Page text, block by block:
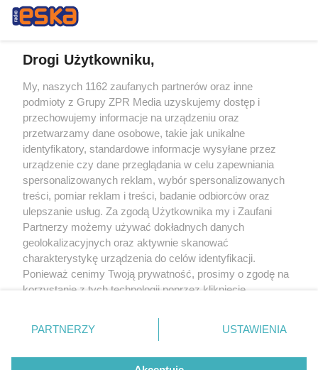
Żaden utwór zamieszczony w serwisie nie może być powielany i
rozpowszechniany lub dalej rozpowszechniany w jakikolwiek sposób (w
tym także elektroniczny lub mechaniczny) na jakimkolwiek polu
eksploatacji w jakiejkolwiek formie, włącznie z umieszczaniem w Internecie
bez pisemnej zgody właściciela praw. Jakiekolwiek użycie lub
wykorzystanie utworów w całości lub w części z naruszeniem prawa, tzn.
bez właściwej zgody, jest zabronione pod groźbą kary i może być ścigane
prawnie.
O nas
Drogi Użytkowniku,
My, naszych 1162 zaufanych partnerów oraz inne
podmioty z Grupy ZPR Media uzyskujemy dostęp i
przechowujemy informacje na urządzeniu oraz
przetwarzamy dane osobowe, takie jak unikalne
identyfikatory, standardowe informacje wysyłane przez
urządzenie czy dane przeglądania w celu zapewniania
spersonalizowanych reklam, wybór spersonalizowanych
treści, pomiar reklam i treści, badanie odbiorców oraz
ulepszanie usług. Za zgodą Użytkownika my i Zaufani
Partnerzy możemy używać dokładnych danych
geolokalizacyjnych oraz aktywnie skanować
charakterystykę urządzenia do celów identyfikacji.
Ponieważ cenimy Twoją prywatność, prosimy o zgodę na
korzystanie z tych technologii poprzez kliknięcie
zmienić/wycofać klikając przycisk ustawień prywatności
znajdujący się w lewym dolnym rogu strony
rodzaje przetwarzania danych nie wymagają zgody
PARTNERZY USTAWIENIA